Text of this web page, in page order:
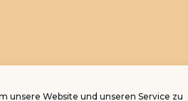
unsere Website und unseren Service zu